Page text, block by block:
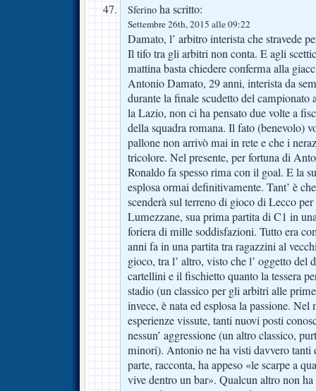
Sferino ha scritto:
Settembre 26th, 2015 alle 09:22
Damato, l’ arbitro interista che stravede
Il tifo tra gli arbitri non conta. E agli
mattina basta chiedere conferma alla
Antonio Damato, 29 anni, interista da
durante la finale scudetto del campionato
la Lazio, non ci ha pensato due volte a
della squadra romana. Il fato (benevolo)
pallone non arrivò mai in rete e che i
tricolore. Nel presente, per fortuna di
Ronaldo fa spesso rima con il goal. E la
esplosa ormai definitivamente. Tant’ è
scenderà sul terreno di gioco di Lecco
Lumezzane, sua prima partita di C1 in
foriera di mille soddisfazioni. Tutto era
anni fa in una partita tra ragazzini al
gioco, tra l’ altro, visto che l’ oggetto del
cartellini e il fischietto quanto la tessera
stadio (un classico per gli arbitri alle
invece, è nata ed esplosa la passione. Nel
esperienze vissute, tanti nuovi posti
nessun’ aggressione (un altro classico,
minori). Antonio ne ha visti davvero
parte, racconta, ha appeso «le scarpe a
vive dentro un bar». Qualcun altro non